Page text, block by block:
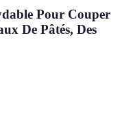
Pour Couper
De Pâtés, Des